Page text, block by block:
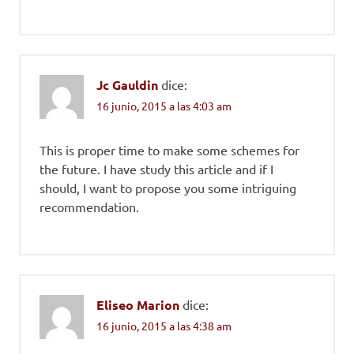
Jc Gauldin dice:
16 junio, 2015 a las 4:03 am
This is proper time to make some schemes for
the future. I have study this article and if I
should, I want to propose you some intriguing
recommendation.
Eliseo Marion dice:
16 junio, 2015 a las 4:38 am